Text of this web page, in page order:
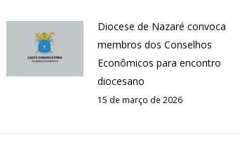
Diocese de Nazaré convoca
membros dos Conselhos
Econômicos para encontro
diocesano
15 de março de 2026